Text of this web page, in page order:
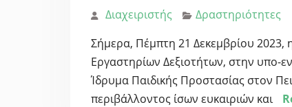
Διαχειριστής
Δραστηριότητες
Σήμερα, Πέμπτη 21 Δεκεμβρίου 2023,
Εργαστηρίων Δεξιοτήτων, στην υπο-
Ίδρυμα Παιδικής Προστασίας στον
περιβάλλοντος ίσων ευκαιριών και